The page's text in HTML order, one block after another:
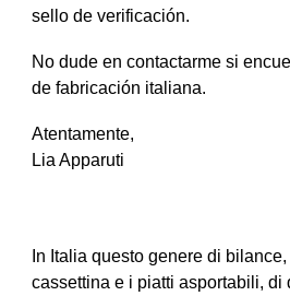
sello de verificación.
No dude en contactarme si
de fabricación italiana.
Atentamente,
Lia Apparuti
In Italia questo genere di
cassettina e i piatti asportabili,